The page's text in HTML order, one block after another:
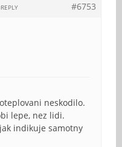
#6753
REPLY
neskodilo.
lepe, nez lidi.
indikuje samotny